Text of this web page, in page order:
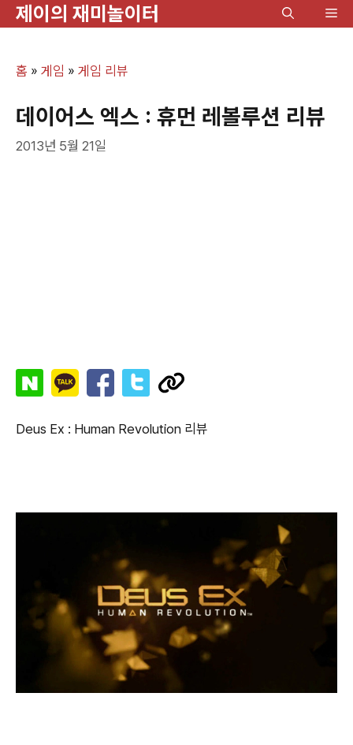
제이의 재미놀이터
메
홈 » 게임 » 게임 리뷰
데이어스 엑스 : 휴먼 레볼루션 리뷰
2013년 5월 21일
Deus Ex : Human Revolution 리뷰